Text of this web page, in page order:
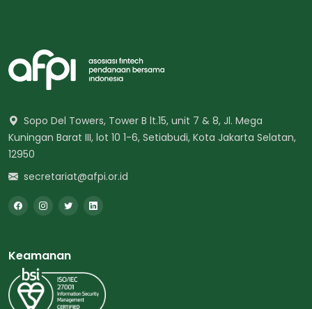
Sopo Del Towers, Tower B lt.15, unit 7 & 8, Jl. Mega
Kuningan Barat III, lot 10 1-6, Setiabudi, Kota Jakarta Selatan,
12950
secretariat@afpi.or.id
Keamanan